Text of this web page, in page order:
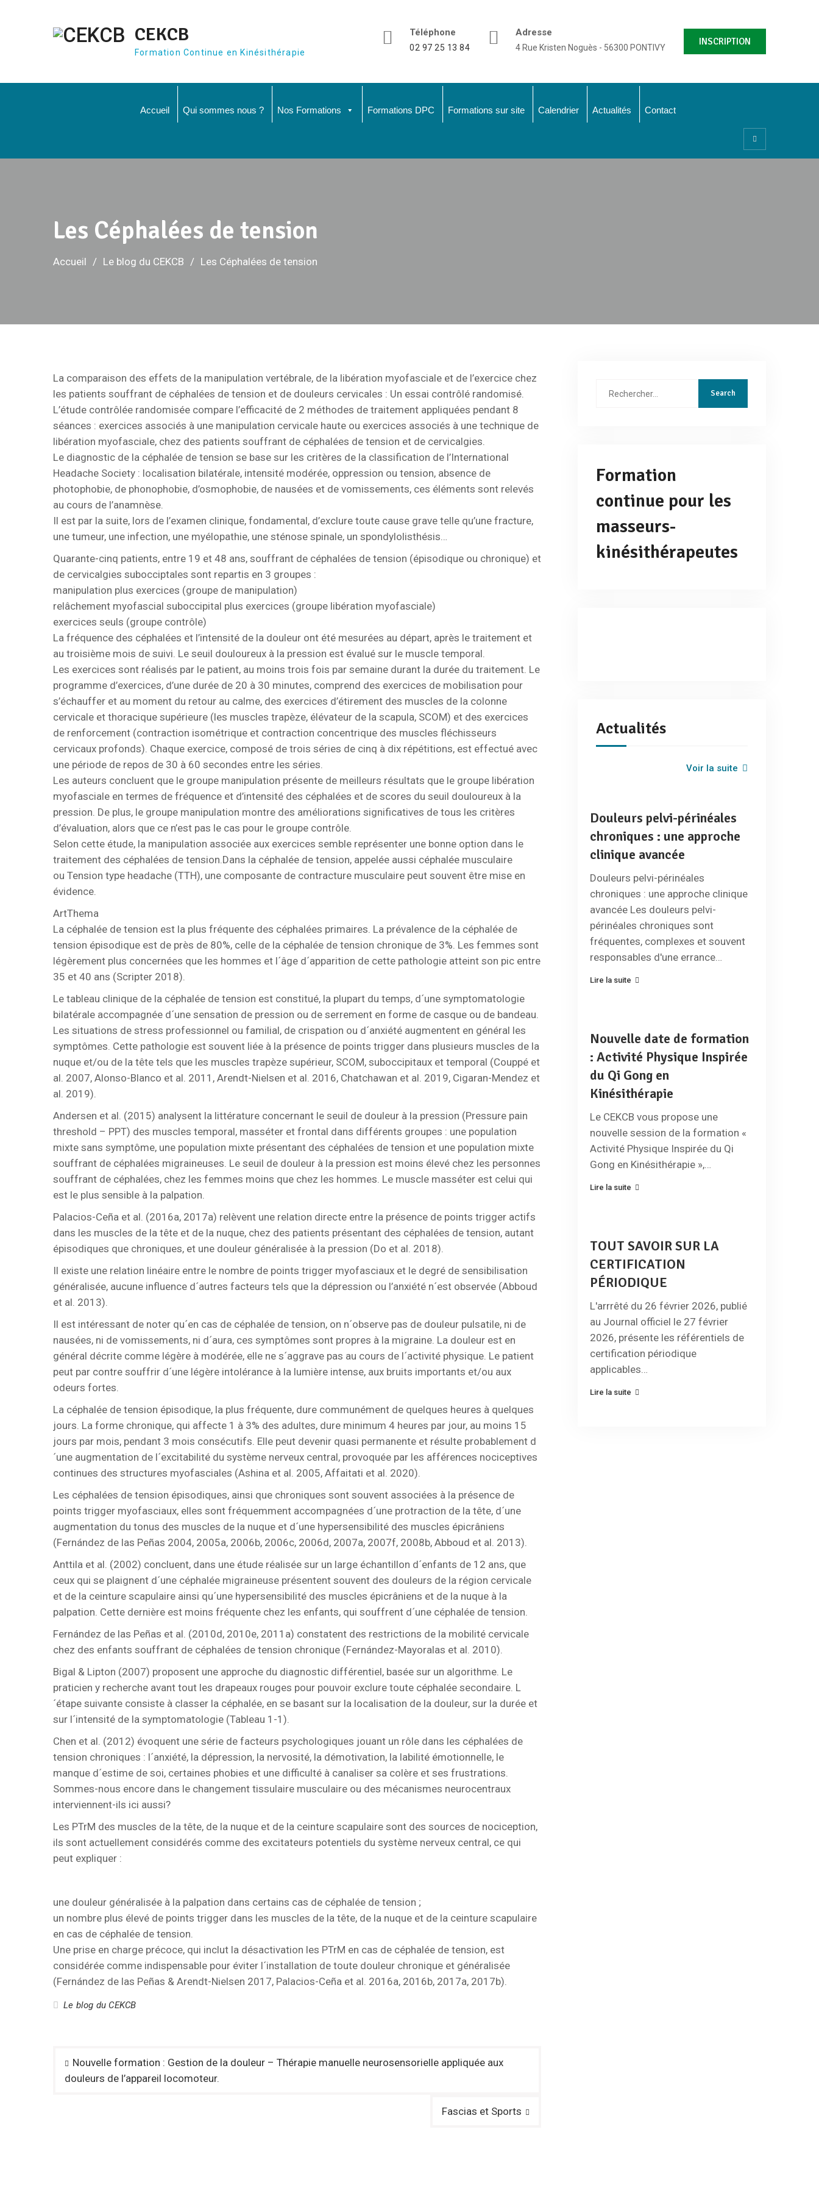
CEKCB
Formation Continue en Kinésithérapie
Téléphone
02 97 25 13 84
Adresse
4 Rue Kristen Noguès - 56300 PONTIVY
INSCRIPTION
Accueil Qui sommes nous ? Nos Formations Formations DPC Formations sur site Calendrier Actualités Contact
Les Céphalées de tension
Accueil Le blog du CEKCB Les Céphalées de tension
La comparaison des effets de la manipulation vertébrale, de la libération myofasciale et de l’exercice chez
les patients souffrant de céphalées de tension et de douleurs cervicales : Un essai contrôlé randomisé.
L’étude contrôlée randomisée compare l’efficacité de 2 méthodes de traitement appliquées pendant 8
séances : exercices associés à une manipulation cervicale haute ou exercices associés à une technique de
libération myofasciale, chez des patients souffrant de céphalées de tension et de cervicalgies.
Le diagnostic de la céphalée de tension se base sur les critères de la classification de l’International
Headache Society : localisation bilatérale, intensité modérée, oppression ou tension, absence de
photophobie, de phonophobie, d’osmophobie, de nausées et de vomissements, ces éléments sont relevés
au cours de l’anamnèse.
Il est par la suite, lors de l’examen clinique, fondamental, d’exclure toute cause grave telle qu’une fracture,
une tumeur, une infection, une myélopathie, une sténose spinale, un spondylolisthésis…
Quarante-cinq patients, entre 19 et 48 ans, souffrant de céphalées de tension (épisodique ou chronique) et
de cervicalgies subocciptales sont repartis en 3 groupes :
manipulation plus exercices (groupe de manipulation)
relâchement myofascial suboccipital plus exercices (groupe libération myofasciale)
exercices seuls (groupe contrôle)
La fréquence des céphalées et l’intensité de la douleur ont été mesurées au départ, après le traitement et
au troisième mois de suivi. Le seuil douloureux à la pression est évalué sur le muscle temporal.
Les exercices sont réalisés par le patient, au moins trois fois par semaine durant la durée du traitement. Le
programme d’exercices, d’une durée de 20 à 30 minutes, comprend des exercices de mobilisation pour
s’échauffer et au moment du retour au calme, des exercices d’étirement des muscles de la colonne
cervicale et thoracique supérieure (les muscles trapèze, élévateur de la scapula, SCOM) et des exercices
de renforcement (contraction isométrique et contraction concentrique des muscles fléchisseurs
cervicaux profonds). Chaque exercice, composé de trois séries de cinq à dix répétitions, est effectué avec
une période de repos de 30 à 60 secondes entre les séries.
Les auteurs concluent que le groupe manipulation présente de meilleurs résultats que le groupe libération
myofasciale en termes de fréquence et d’intensité des céphalées et de scores du seuil douloureux à la
pression. De plus, le groupe manipulation montre des améliorations significatives de tous les critères
d’évaluation, alors que ce n’est pas le cas pour le groupe contrôle.
Selon cette étude, la manipulation associée aux exercices semble représenter une bonne option dans le
traitement des céphalées de tension.Dans la céphalée de tension, appelée aussi céphalée musculaire
ou Tension type headache (TTH), une composante de contracture musculaire peut souvent être mise en
évidence.
ArtThema
La céphalée de tension est la plus fréquente des céphalées primaires. La prévalence de la céphalée de
tension épisodique est de près de 80%, celle de la céphalée de tension chronique de 3%. Les femmes sont
légèrement plus concernées que les hommes et l´âge d´apparition de cette pathologie atteint son pic entre
35 et 40 ans (Scripter 2018).
Le tableau clinique de la céphalée de tension est constitué, la plupart du temps, d´une symptomatologie
bilatérale accompagnée d´une sensation de pression ou de serrement en forme de casque ou de bandeau.
Les situations de stress professionnel ou familial, de crispation ou d´anxiété augmentent en général les
symptômes. Cette pathologie est souvent liée à la présence de points trigger dans plusieurs muscles de la
nuque et/ou de la tête tels que les muscles trapèze supérieur, SCOM, suboccipitaux et temporal (Couppé et
al. 2007, Alonso-Blanco et al. 2011, Arendt-Nielsen et al. 2016, Chatchawan et al. 2019, Cigaran-Mendez et
al. 2019).
Andersen et al. (2015) analysent la littérature concernant le seuil de douleur à la pression (Pressure pain
threshold – PPT) des muscles temporal, masséter et frontal dans différents groupes : une population
mixte sans symptôme, une population mixte présentant des céphalées de tension et une population mixte
souffrant de céphalées migraineuses. Le seuil de douleur à la pression est moins élevé chez les personnes
souffrant de céphalées, chez les femmes moins que chez les hommes. Le muscle masséter est celui qui
est le plus sensible à la palpation.
Palacios-Ceña et al. (2016a, 2017a) relèvent une relation directe entre la présence de points trigger actifs
dans les muscles de la tête et de la nuque, chez des patients présentant des céphalées de tension, autant
épisodiques que chroniques, et une douleur généralisée à la pression (Do et al. 2018).
Il existe une relation linéaire entre le nombre de points trigger myofasciaux et le degré de sensibilisation
généralisée, aucune influence d´autres facteurs tels que la dépression ou l’anxiété n´est observée (Abboud
et al. 2013).
Il est intéressant de noter qu´en cas de céphalée de tension, on n´observe pas de douleur pulsatile, ni de
nausées, ni de vomissements, ni d´aura, ces symptômes sont propres à la migraine. La douleur est en
général décrite comme légère à modérée, elle ne s´aggrave pas au cours de l´activité physique. Le patient
peut par contre souffrir d´une légère intolérance à la lumière intense, aux bruits importants et/ou aux
odeurs fortes.
La céphalée de tension épisodique, la plus fréquente, dure communément de quelques heures à quelques
jours. La forme chronique, qui affecte 1 à 3% des adultes, dure minimum 4 heures par jour, au moins 15
jours par mois, pendant 3 mois consécutifs. Elle peut devenir quasi permanente et résulte probablement d
´une augmentation de l´excitabilité du système nerveux central, provoquée par les afférences nociceptives
continues des structures myofasciales (Ashina et al. 2005, Affaitati et al. 2020).
Les céphalées de tension épisodiques, ainsi que chroniques sont souvent associées à la présence de
points trigger myofasciaux, elles sont fréquemment accompagnées d´une protraction de la tête, d´une
augmentation du tonus des muscles de la nuque et d´une hypersensibilité des muscles épicrâniens
(Fernández de las Peñas 2004, 2005a, 2006b, 2006c, 2006d, 2007a, 2007f, 2008b, Abboud et al. 2013).
Anttila et al. (2002) concluent, dans une étude réalisée sur un large échantillon d´enfants de 12 ans, que
ceux qui se plaignent d´une céphalée migraineuse présentent souvent des douleurs de la région cervicale
et de la ceinture scapulaire ainsi qu´une hypersensibilité des muscles épicrâniens et de la nuque à la
palpation. Cette dernière est moins fréquente chez les enfants, qui souffrent d´une céphalée de tension.
Fernández de las Peñas et al. (2010d, 2010e, 2011a) constatent des restrictions de la mobilité cervicale
chez des enfants souffrant de céphalées de tension chronique (Fernández-Mayoralas et al. 2010).
Bigal & Lipton (2007) proposent une approche du diagnostic différentiel, basée sur un algorithme. Le
praticien y recherche avant tout les drapeaux rouges pour pouvoir exclure toute céphalée secondaire. L
´étape suivante consiste à classer la céphalée, en se basant sur la localisation de la douleur, sur la durée et
sur l´intensité de la symptomatologie (Tableau 1-1).
Chen et al. (2012) évoquent une série de facteurs psychologiques jouant un rôle dans les céphalées de
tension chroniques : l´anxiété, la dépression, la nervosité, la démotivation, la labilité émotionnelle, le
manque d´estime de soi, certaines phobies et une difficulté à canaliser sa colère et ses frustrations.
Sommes-nous encore dans le changement tissulaire musculaire ou des mécanismes neurocentraux
interviennent-ils ici aussi?
Les PTrM des muscles de la tête, de la nuque et de la ceinture scapulaire sont des sources de nociception,
ils sont actuellement considérés comme des excitateurs potentiels du système nerveux central, ce qui
peut expliquer :
une douleur généralisée à la palpation dans certains cas de céphalée de tension ;
un nombre plus élevé de points trigger dans les muscles de la tête, de la nuque et de la ceinture scapulaire
en cas de céphalée de tension.
Une prise en charge précoce, qui inclut la désactivation les PTrM en cas de céphalée de tension, est
considérée comme indispensable pour éviter l´installation de toute douleur chronique et généralisée
(Fernández de las Peñas & Arendt-Nielsen 2017, Palacios-Ceña et al. 2016a, 2016b, 2017a, 2017b).
Le blog du CEKCB
Navigation
de
Nouvelle formation : Gestion de la douleur – Thérapie manuelle neurosensorielle appliquée aux
douleurs de l’appareil locomoteur.
Fascias et Sports
Formation
continue pour les
masseurs-
kinésithérapeutes
Actualités
Voir la suite
Douleurs pelvi-périnéales
chroniques : une approche
clinique avancée
Douleurs pelvi-périnéales
chroniques : une approche clinique
avancée Les douleurs pelvi-
périnéales chroniques sont
fréquentes, complexes et souvent
responsables d'une errance…
Lire la suite
Nouvelle date de formation
: Activité Physique Inspirée
du Qi Gong en
Kinésithérapie
Le CEKCB vous propose une
nouvelle session de la formation «
Activité Physique Inspirée du Qi
Gong en Kinésithérapie »,…
Lire la suite
TOUT SAVOIR SUR LA
CERTIFICATION
PÉRIODIQUE
L'arrrêté du 26 février 2026, publié
au Journal officiel le 27 février
2026, présente les référentiels de
certification périodique
applicables…
Lire la suite